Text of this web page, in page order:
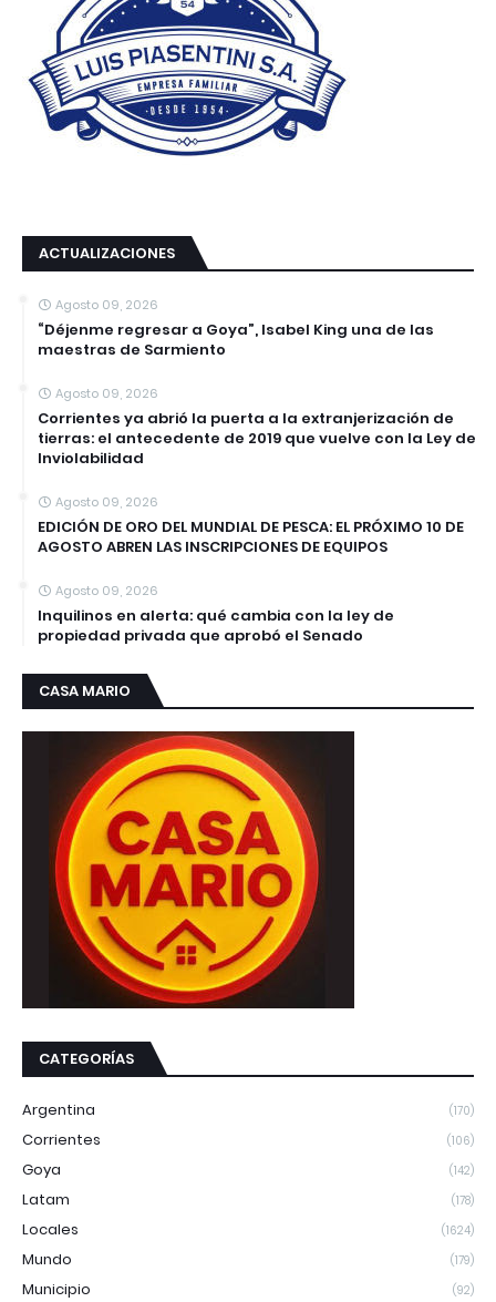
ACTUALIZACIONES
Agosto 09, 2026
“Déjenme regresar a Goya”, Isabel King una de las
maestras de Sarmiento
Agosto 09, 2026
Corrientes ya abrió la puerta a la extranjerización de
tierras: el antecedente de 2019 que vuelve con la Ley de
Inviolabilidad
Agosto 09, 2026
EDICIÓN DE ORO DEL MUNDIAL DE PESCA: EL PRÓXIMO 10 DE
AGOSTO ABREN LAS INSCRIPCIONES DE EQUIPOS
Agosto 09, 2026
Inquilinos en alerta: qué cambia con la ley de
propiedad privada que aprobó el Senado
CASA MARIO
CATEGORÍAS
Argentina (170)
Corrientes (106)
Goya (142)
Latam (178)
Locales (1624)
Mundo (179)
Municipio (92)